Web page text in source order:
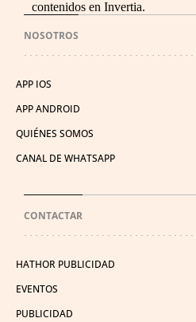
contenidos en Invertia.
NOSOTROS
APP IOS
APP ANDROID
QUIÉNES SOMOS
CANAL DE WHATSAPP
CONTACTAR
HATHOR PUBLICIDAD
EVENTOS
PUBLICIDAD